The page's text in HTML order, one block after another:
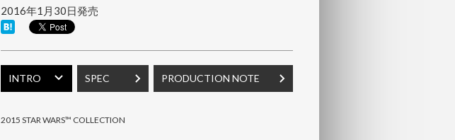
2016年1月30日発売
INTRO SPEC PRODUCTION NOTE
2015 STAR WARS™ COLLECTION